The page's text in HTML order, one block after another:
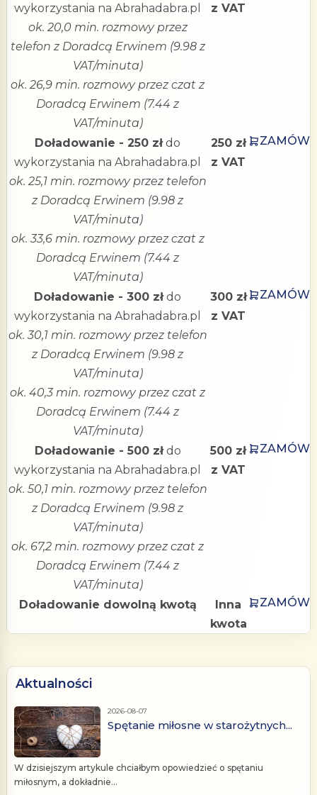
wykorzystania na Abrahadabra.pl
ok. 20,0 min. rozmowy przez
telefon z Doradcą Erwinem (9.98 z
VAT/minuta)
ok. 26,9 min. rozmowy przez czat z
Doradcą Erwinem (7.44 z
VAT/minuta)
z VAT
Doładowanie - 250 złdo
wykorzystania na Abrahadabra.pl
ok. 25,1 min. rozmowy przez telefon
z Doradcą Erwinem (9.98 z
VAT/minuta)
ok. 33,6 min. rozmowy przez czat z
Doradcą Erwinem (7.44 z
VAT/minuta)
250 zł
z VAT
ZAMÓW
Doładowanie - 300 złdo
wykorzystania na Abrahadabra.pl
ok. 30,1 min. rozmowy przez telefon
z Doradcą Erwinem (9.98 z
VAT/minuta)
ok. 40,3 min. rozmowy przez czat z
Doradcą Erwinem (7.44 z
VAT/minuta)
300 zł
z VAT
ZAMÓW
Doładowanie - 500 złdo
wykorzystania na Abrahadabra.pl
ok. 50,1 min. rozmowy przez telefon
z Doradcą Erwinem (9.98 z
VAT/minuta)
ok. 67,2 min. rozmowy przez czat z
Doradcą Erwinem (7.44 z
VAT/minuta)
500 zł
z VAT
ZAMÓW
Doładowanie dowolną kwotą
Inna
kwota
ZAMÓW
Aktualności
2026-08-07
Spętanie miłosne w starożytnych...
W dzisiejszym artykule chciałbym opowiedzieć o spętaniu
miłosnym, a dokładnie...